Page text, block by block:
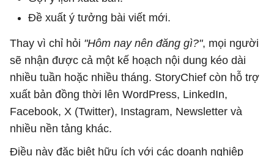
Đề xuất ý tưởng bài viết mới.
Thay vì chỉ hỏi "Hôm nay nên đăng gì?", mọi người
sẽ nhận được cả một kế hoạch nội dung kéo dài
nhiều tuần hoặc nhiều tháng. StoryChief còn hỗ trợ
xuất bản đồng thời lên WordPress, LinkedIn,
Facebook, X (Twitter), Instagram, Newsletter và
nhiều nền tảng khác.
Điều này đặc biệt hữu ích với các doanh nghiệp